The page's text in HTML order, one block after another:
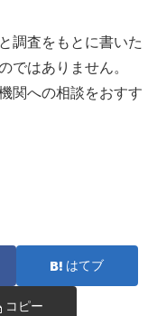
調査をもとに書いた
ではありません。
関への相談をおすす
はてブ
コピー